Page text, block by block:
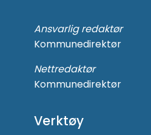
Ansvarlig redaktør
Kommunedirektør
Nettredaktør
Kommunedirektør
Verktøy